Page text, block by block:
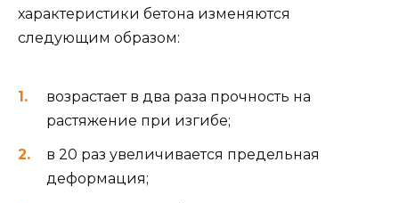
характеристики бетона изменяются
следующим образом:
возрастает в два раза прочность на
растяжение при изгибе;
в 20 раз увеличивается предельная
деформация;